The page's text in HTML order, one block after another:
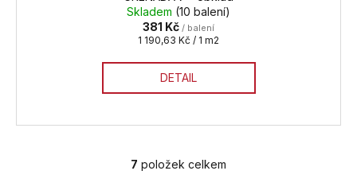
Skladem (10 balení)
381 Kč / balení
Měrná
1 190,63 Kč / 1 m2
DETAIL
O
7 položek celkem